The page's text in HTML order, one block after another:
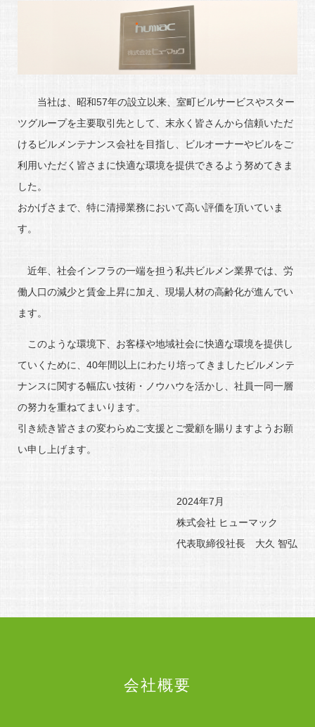
当社は、昭和57年の設立以来、室町ビルサービスやスター
ツグループを主要取引先として、末永く皆さんから信頼いただ
けるビルメンテナンス会社を目指し、ビルオーナーやビルをご
利用いただく皆さまに快適な環境を提供できるよう努めてきま
した。
おかげさまで、特に清掃業務において高い評価を頂いていま
す。
近年、社会インフラの一端を担う私共ビルメン業界では、労
働人口の減少と賃金上昇に加え、現場人材の高齢化が進んでい
ます。
このような環境下、お客様や地域社会に快適な環境を提供し
ていくために、40年間以上にわたり培ってきましたビルメンテ
ナンスに関する幅広い技術・ノウハウを活かし、社員一同一層
の努力を重ねてまいります。
引き続き皆さまの変わらぬご支援とご愛顧を賜りますようお願
い申し上げます。
2024年7月
株式会社 ヒューマック
代表取締役社長 大久 智弘
会社概要